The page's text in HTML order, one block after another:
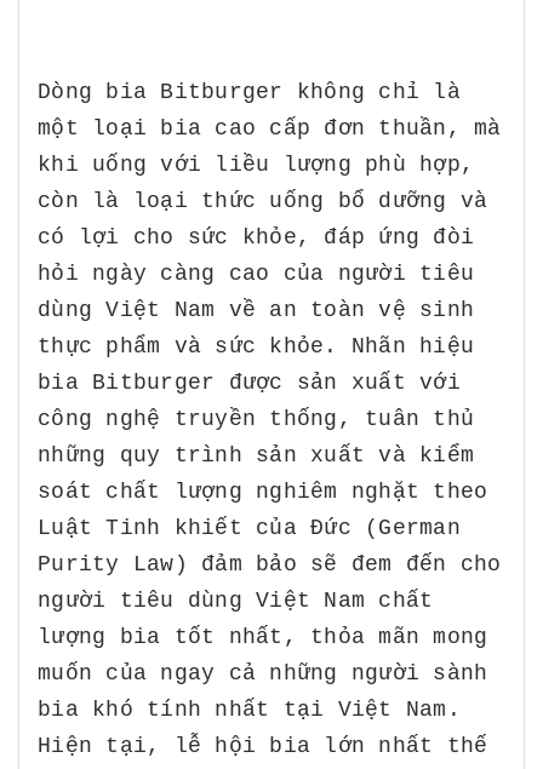
Dòng bia Bitburger không chỉ là
một loại bia cao cấp đơn thuần, mà
khi uống với liều lượng phù hợp,
còn là loại thức uống bổ dưỡng và
có lợi cho sức khỏe, đáp ứng đòi
hỏi ngày càng cao của người tiêu
dùng Việt Nam về an toàn vệ sinh
thực phẩm và sức khỏe. Nhãn hiệu
bia Bitburger được sản xuất với
công nghệ truyền thống, tuân thủ
những quy trình sản xuất và kiểm
soát chất lượng nghiêm nghặt theo
Luật Tinh khiết của Đức (German
Purity Law) đảm bảo sẽ đem đến cho
người tiêu dùng Việt Nam chất
lượng bia tốt nhất, thỏa mãn mong
muốn của ngay cả những người sành
bia khó tính nhất tại Việt Nam.
Hiện tại, lễ hội bia lớn nhất thế